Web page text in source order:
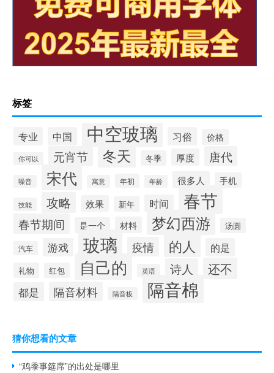
标签
专业 中国 中空玻璃 习俗 价格
你可以 元宵节 冬天 冬季 厚度 唐代
噪音 宋代 寓意 年初 年龄 很多人 手机
技能 攻略 效果 新年 时间 春节
春节期间 是一个 材料 梦幻西游 汤圆
汽车 游戏 玻璃 疫情 的人 的是
礼物 红包 自己的 英语 诗人 还不
都是 隔音材料 隔音板 隔音棉
猜你想看的文章
“鸡黍事筵席”的出处是哪里